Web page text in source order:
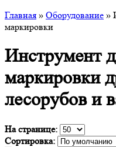
Главная » Оборудование »
маркировки
Инструмент
маркировки
лесорубов и
На странице:
Сортировка: